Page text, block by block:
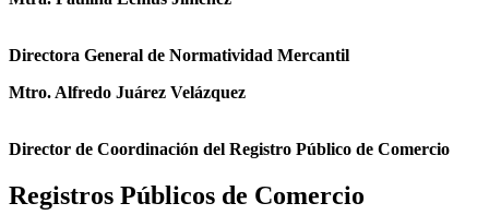
Directora General de Normatividad Mercantil
Mtro. Alfredo Juárez Velázquez
Director de Coordinación del Registro Público de Comercio
Registros Públicos de Comercio